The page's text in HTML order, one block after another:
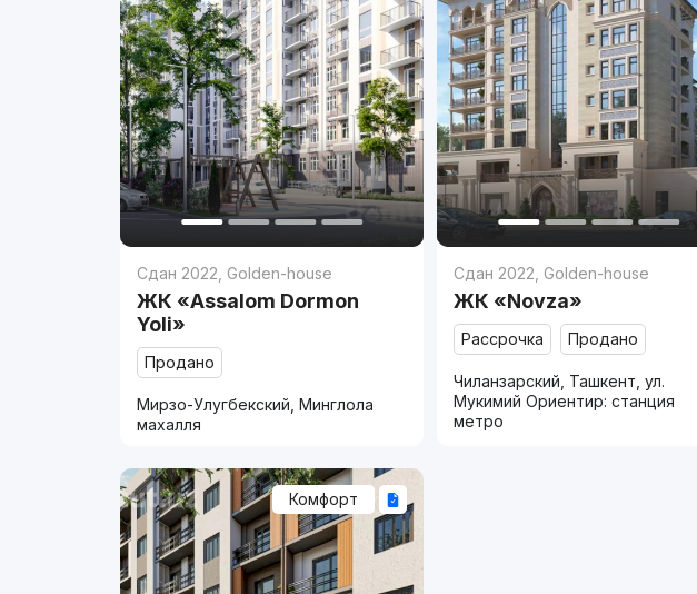
Сдан 2022 Golden-house
ЖК «Assalom Dormon
Yoli»
Продано
Мирзо-Улугбекский, Минглола
махалля
Сдан 2022 Golden-house
ЖК «Novza»
Рассрочка Продано
Чиланзарский, Ташкент, ул.
Мукимий Ориентир: станция
метро
Комфорт